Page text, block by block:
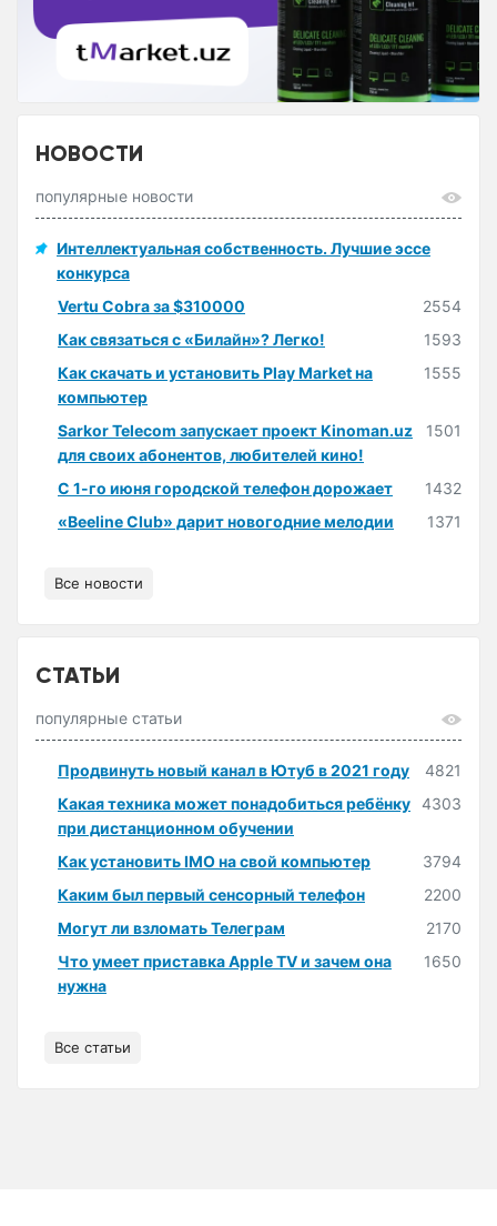
НОВОСТИ
популярные новости
Интеллектуальная собственность. Лучшие эссе
конкурса
Vertu Cobra за $310000
2554
Как связаться с «Билайн»? Легко!
1593
Как скачать и установить Play Market на
компьютер
1555
Sarkor Telecom запускает проект Kinoman.uz
для своих абонентов, любителей кино!
1501
С 1-го июня городской телефон дорожает
1432
«Beeline Club» дарит новогодние мелодии
1371
Все новости
СТАТЬИ
популярные статьи
Продвинуть новый канал в Ютуб в 2021 году
4821
Какая техника может понадобиться ребёнку
при дистанционном обучении
4303
Как установить IMO на свой компьютер
3794
Каким был первый сенсорный телефон
2200
Могут ли взломать Телеграм
2170
Что умеет приставка Apple TV и зачем она
нужна
1650
Все статьи